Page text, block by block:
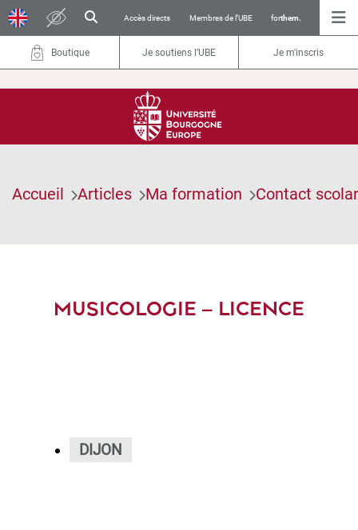
Accès directs Membres de l’UBE forthem.
Boutique Je soutiens l’UBE Je m'inscris
Accueil Articles Ma formation Contact
MUSICOLOGIE – LICENCE
DIJON